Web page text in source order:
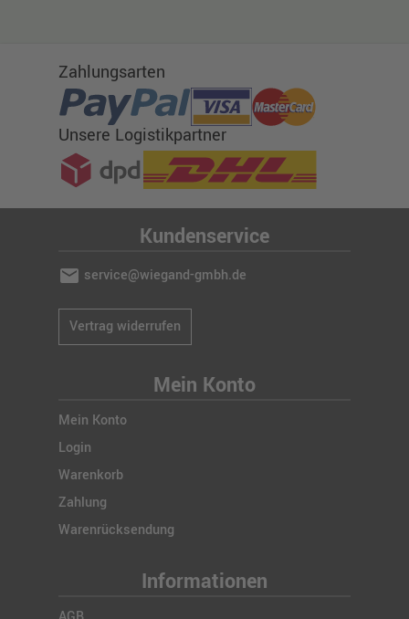
Zahlungsarten
Unsere Logistikpartner
Kundenservice
mail service@wiegand-gmbh.de
Vertrag widerrufen
Mein Konto
Mein Konto
Login
Warenkorb
Zahlung
Warenrücksendung
Informationen